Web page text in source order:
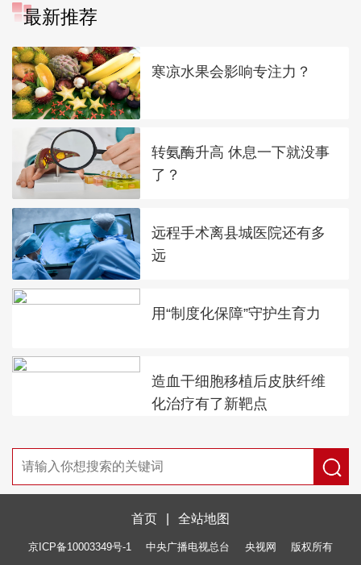
最新推荐
寒凉水果会影响专注力？
转氨酶升高 休息一下就没事
了？
远程手术离县城医院还有多
远
用“制度化保障”守护生育力
造血干细胞移植后皮肤纤维
化治疗有了新靶点
首页 全站地图
京ICP备10003349号-1 中央广播电视总台 央视网 版权所有